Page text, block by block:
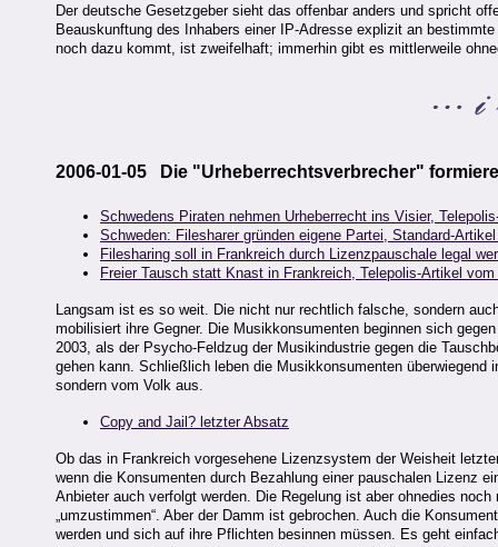
Der deutsche Gesetzgeber sieht das offenbar anders und spricht
Beauskunftung des Inhabers einer IP-Adresse explizit an
noch dazu kommt, ist zweifelhaft; immerhin gibt es mittlerweile
2006-01-05 Die "Urheberrechtsverbrecher"
Schwedens Piraten nehmen Urheberrecht ins Visier,
Schweden: Filesharer gründen eigene Partei, Standard-
Filesharing soll in Frankreich durch Lizenzpauschale legal
Freier Tausch statt Knast in Frankreich, Telepolis-Artikel vom
Langsam ist es so weit. Die nicht nur rechtlich falsche, sondern
mobilisiert ihre Gegner. Die Musikkonsumenten beginnen sich
2003, als der Psycho-Feldzug der Musikindustrie gegen die
gehen kann. Schließlich leben die Musikkonsumenten
sondern vom Volk aus.
Copy and Jail? letzter Absatz
Ob das in Frankreich vorgesehene Lizenzsystem der Weisheit
wenn die Konsumenten durch Bezahlung einer pauschalen Lizenz
Anbieter auch verfolgt werden. Die Regelung ist aber ohnedies
„umzustimmen“. Aber der Damm ist gebrochen. Auch die
werden und sich auf ihre Pflichten besinnen müssen. Es geht